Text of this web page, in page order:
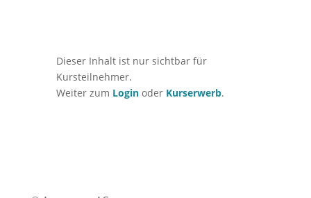
Dieser Inhalt ist nur sichtbar für
Kursteilnehmer.
Weiter zum Login oder Kurserwerb.